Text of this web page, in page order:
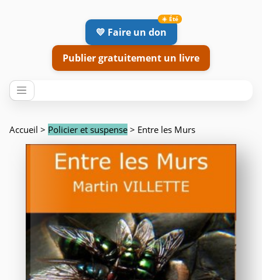
💛 Faire un don
Publier gratuitement un livre
Accueil > Policier et suspense > Entre les Murs